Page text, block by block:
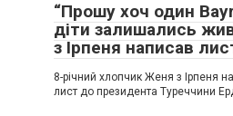
“Прошу хоч один
діти залишались
з Ірпеня написав
8-річний хлопчик Женя з Ірпеня
лист до президента Туреччини